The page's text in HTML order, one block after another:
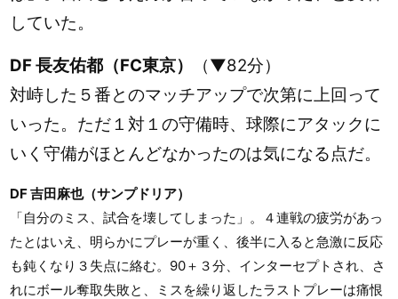
していた。
DF 長友佑都（FC東京）
（▼82分）
対峙した５番とのマッチアップで次第に上回って
いった。ただ１対１の守備時、球際にアタックに
いく守備がほとんどなかったのは気になる点だ。
DF 吉田麻也（サンプドリア）
「自分のミス、試合を壊してしまった」。４連戦の疲労があっ
たとはいえ、明らかにプレーが重く、後半に入ると急激に反応
も鈍くなり３失点に絡む。90＋３分、インターセプトされ、さ
れにボール奪取失敗と、ミスを繰り返したラストプレーは痛恨